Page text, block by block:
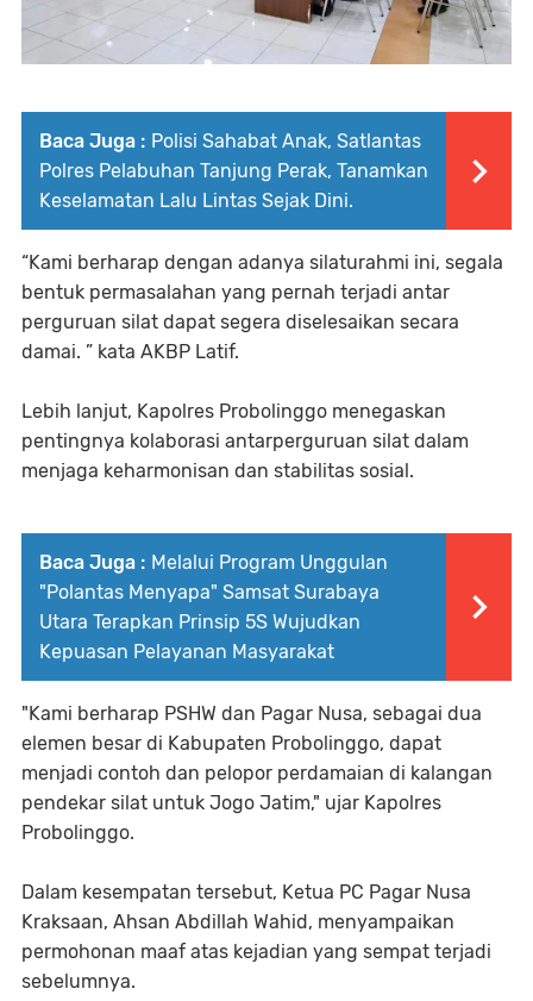
Baca Juga : Polisi Sahabat Anak, Satlantas
Polres Pelabuhan Tanjung Perak, Tanamkan
Keselamatan Lalu Lintas Sejak Dini.
“Kami berharap dengan adanya silaturahmi ini, segala
bentuk permasalahan yang pernah terjadi antar
perguruan silat dapat segera diselesaikan secara
damai. ” kata AKBP Latif.
Lebih lanjut, Kapolres Probolinggo menegaskan
pentingnya kolaborasi antarperguruan silat dalam
menjaga keharmonisan dan stabilitas sosial.
Baca Juga : Melalui Program Unggulan
"Polantas Menyapa" Samsat Surabaya
Utara Terapkan Prinsip 5S Wujudkan
Kepuasan Pelayanan Masyarakat
"Kami berharap PSHW dan Pagar Nusa, sebagai dua
elemen besar di Kabupaten Probolinggo, dapat
menjadi contoh dan pelopor perdamaian di kalangan
pendekar silat untuk Jogo Jatim," ujar Kapolres
Probolinggo.
Dalam kesempatan tersebut, Ketua PC Pagar Nusa
Kraksaan, Ahsan Abdillah Wahid, menyampaikan
permohonan maaf atas kejadian yang sempat terjadi
sebelumnya.